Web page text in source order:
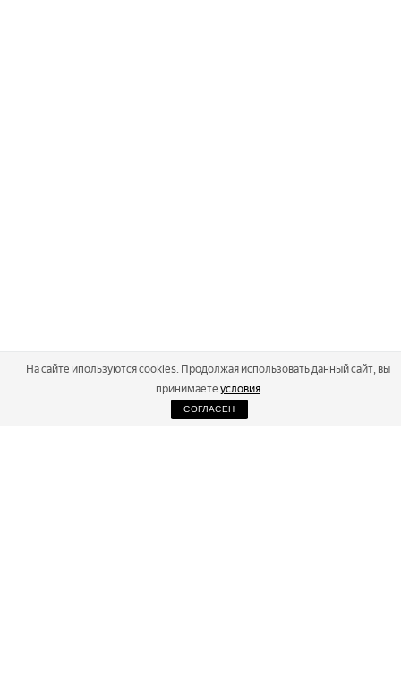
На сайте ипользуются cookies. Продолжая использовать данный сайт, вы
принимаете условия
СОГЛАСЕН